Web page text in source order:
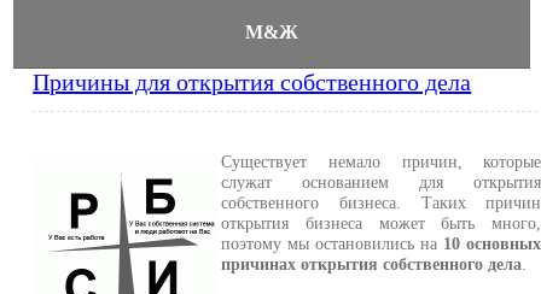
М&Ж
Причины для открытия собственного дела
Существует немало причин, которые
служат основанием для открытия
собственного бизнеса. Таких причин
открытия бизнеса может быть много,
поэтому мы остановились на 10 основных
причинах открытия собственного дела